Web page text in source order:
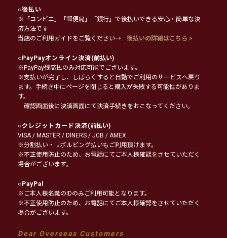
○後払い
※「コンビニ」「郵便局」「銀行」で後払いできる安心・簡単な決
済方法です
当店のご利用ガイドをご覧ください→
後払いの詳細はこちら >
○PayPayオンライン決済(前払い)
※PayPay残高払のみ対応可能でございます。
※支払いが完了し、しばらくすると自動でご利用のサービスへ戻り
ます。手続き中にページを閉じると購入が失敗する可能性がありま
す。
確認画面後に決済画面にて決済手続きをおこなってください。
○クレジットカード決済(前払い)
VISA / MASTER / DINERS / JCB / AMEX
※分割払い・リボルビング払いもご利用頂けます。
※不正使用防止のため、お電話にてご本人様確認をさせていただく
場合がございます。
○PayPal
※ご本人様名義のIDのみご利用可能となります。
※不正使用防止のため、お電話にてご本人様確認をさせていただく
場合がございます。
Dear Overseas Customers